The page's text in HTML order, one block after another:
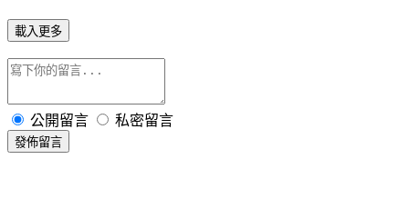
載入更多
公開留言 私密留言
發佈留言